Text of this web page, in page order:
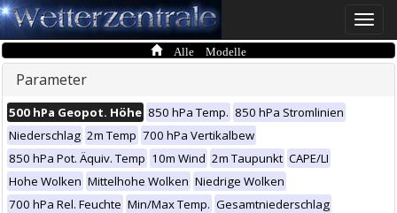
Toggle
Alle Modelle
Parameter
500 hPa Geopot. Höhe 850 hPa Temp. 850 hPa Stromlinien
Niederschlag 2m Temp 700 hPa Vertikalbew
850 hPa Pot. Äquiv. Temp 10m Wind 2m Taupunkt CAPE/LI
Hohe Wolken Mittelhohe Wolken Niedrige Wolken
700 hPa Rel. Feuchte Min/Max Temp. Gesamtniederschlag